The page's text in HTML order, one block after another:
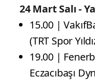
24 Mart Salı -
15.00 |
(TRT Spor
19.00 |
Eczacıbaşı